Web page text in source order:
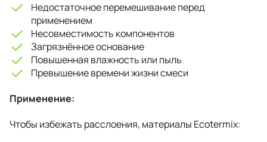
Недостаточное перемешивание перед
применением
Несовместимость компонентов
Загрязнённое основание
Повышенная влажность или пыль
Превышение времени жизни смеси
Применение:
Чтобы избежать расслоения, материалы Ecotermix: